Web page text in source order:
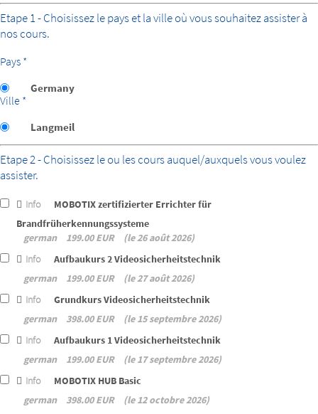
Etape 1 - Choisissez le pays et la ville où vous souhaitez assister à
nos cours.
Pays *
Germany
Ville *
Langmeil
Etape 2 - Choisissez le ou les cours auquel/auxquels vous voulez
assister.
Info
MOBOTIX zertifizierter Errichter für
Brandfrüherkennungssysteme
german
199.00 EUR
le 26 août 2026
Info
Aufbaukurs 2 Videosicherheitstechnik
german
199.00 EUR
le 27 août 2026
Info
Grundkurs Videosicherheitstechnik
german
398.00 EUR
le 15 septembre 2026
Info
Aufbaukurs 1 Videosicherheitstechnik
german
199.00 EUR
le 17 septembre 2026
Info
MOBOTIX HUB Basic
german
398.00 EUR
le 12 octobre 2026